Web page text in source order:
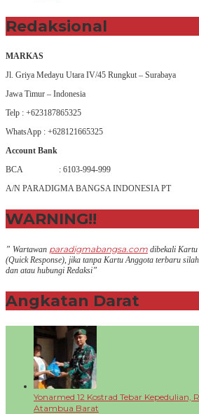
Redaksional
MARKAS
Jl. Griya Medayu Utara IV/45 Rungkut – Surabaya
Jawa Timur – Indonesia
Telp : +623187865325
WhatsApp : +628121665325
Account Bank
BCA : 6103-994-999
A/N PARADIGMA BANGSA INDONESIA PT
WARNING!!
” Wartawan paradigmabangsa.com dibekali Kartu
(Quick Response), jika tanpa Kartu Anggota terbaru
dan atau hubungi Redaksi”
Angkatan Darat
Yonarmed 12 Kostrad Tebar Kepedulian,
Atambua Barat